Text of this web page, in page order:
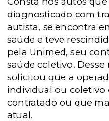
diagnosticado com
autista, se encontra
saúde e teve
pela Unimed, seu
saúde coletivo. Desse
solicitou que a
individual ou coletivo
contratado ou que
atual.